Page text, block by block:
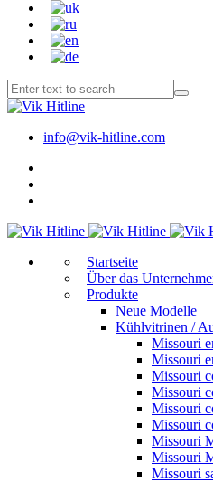
info@vik-hitline.com
Start­sei­te
Über das
Produkte
Neue Modelle
Kühlvitrinen /
Missouri
Missouri
Missouri
Missouri
Missouri
Missouri
Missouri
Missouri
Missouri